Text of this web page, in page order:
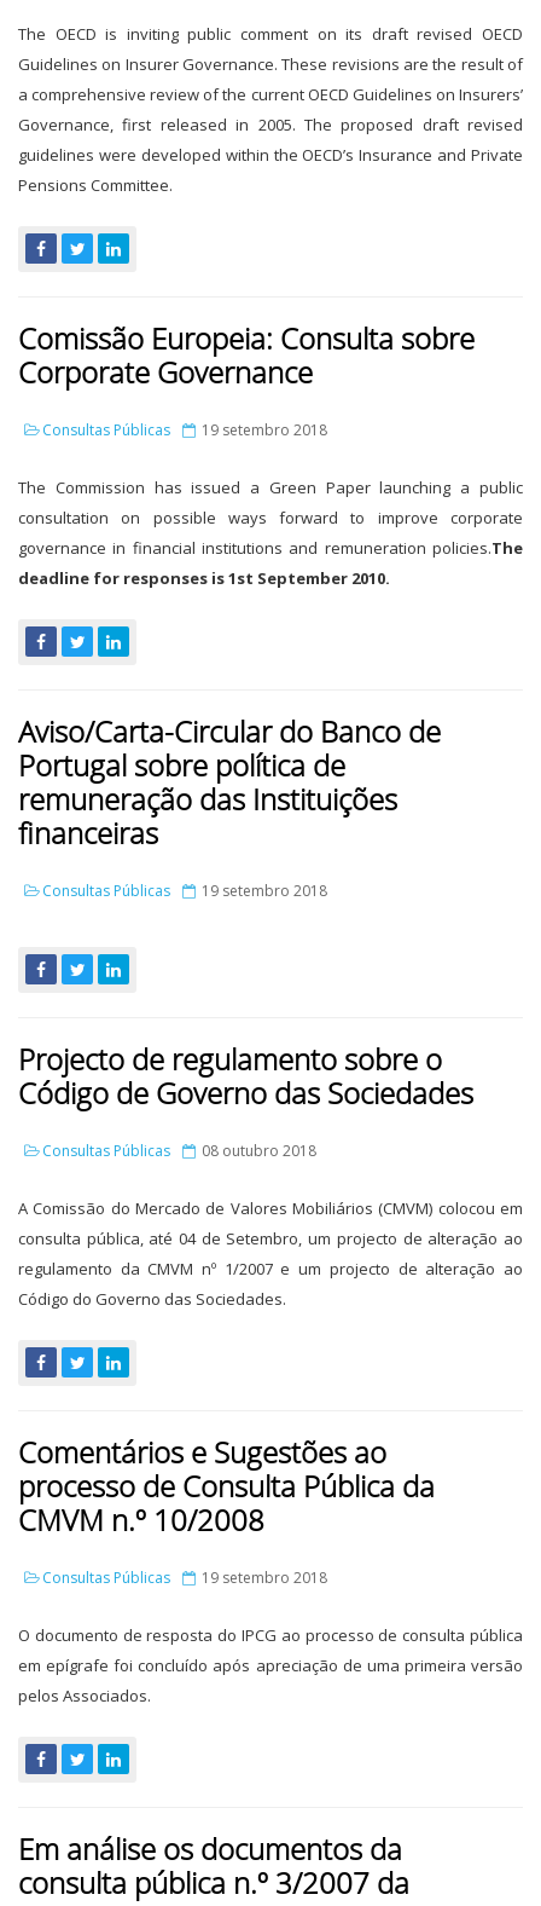
The OECD is inviting public comment on its draft revised OECD
Guidelines on Insurer Governance. These revisions are the result of
a comprehensive review of the current OECD Guidelines on Insurers’
Governance, first released in 2005. The proposed draft revised
guidelines were developed within the OECD’s Insurance and Private
Pensions Committee.
Comissão Europeia: Consulta sobre
Corporate Governance
Consultas Públicas 19 setembro 2018
The Commission has issued a Green Paper launching a public
consultation on possible ways forward to improve corporate
governance in financial institutions and remuneration policies.The
deadline for responses is 1st September 2010.
Aviso/Carta-Circular do Banco de
Portugal sobre política de
remuneração das Instituições
financeiras
Consultas Públicas 19 setembro 2018
Projecto de regulamento sobre o
Código de Governo das Sociedades
Consultas Públicas 08 outubro 2018
A Comissão do Mercado de Valores Mobiliários (CMVM) colocou em
consulta pública, até 04 de Setembro, um projecto de alteração ao
regulamento da CMVM nº 1/2007 e um projecto de alteração ao
Código do Governo das Sociedades.
Comentários e Sugestões ao
processo de Consulta Pública da
CMVM n.º 10/2008
Consultas Públicas 19 setembro 2018
O documento de resposta do IPCG ao processo de consulta pública
em epígrafe foi concluído após apreciação de uma primeira versão
pelos Associados.
Em análise os documentos da
consulta pública n.º 3/2007 da